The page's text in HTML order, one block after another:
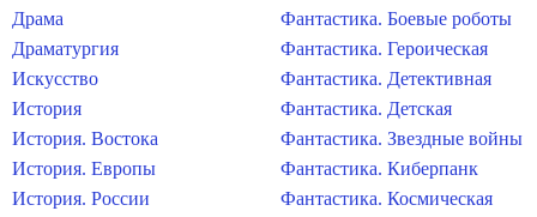
Драма
Драматургия
Искусство
История
История. Востока
История. Европы
История. России
Фантастика. Боевые роботы
Фантастика. Героическая
Фантастика. Детективная
Фантастика. Детская
Фантастика. Звездные войны
Фантастика. Киберпанк
Фантастика. Космическая